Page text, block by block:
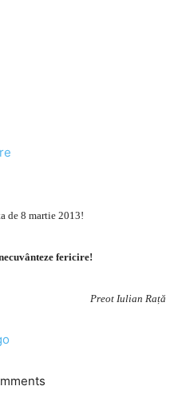
de 8 martie 2013!
fericire!
Preot Iulian Rață